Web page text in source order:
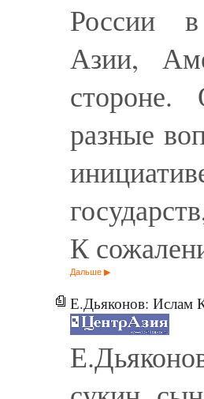
России в
Азии,
разные
К
Дальше
Е.Дьяконов: Ислам